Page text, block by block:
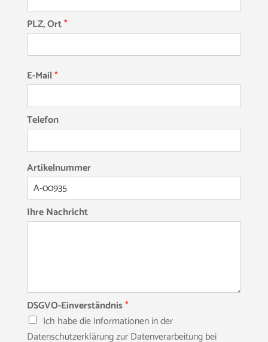
PLZ, Ort*
E-Mail*
Telefon
Artikelnummer
Ihre Nachricht
DSGVO-Einverständnis*
Ich habe die Informationen in der
Datenschutzerklärung zur Datenverarbeitung bei